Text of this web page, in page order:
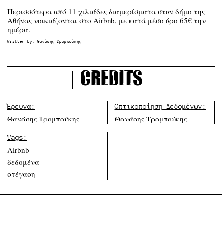
Περισσότερα από 11 χιλιάδες διαμερίσματα στον δήμο της
Αθήνας νοικιάζονται στο Airbnb, με κατά μέσο όρο 65€ την
ημέρα.
Written by:Θανάσης Τρομπούκης
Credits
Έρευνα:
Θανάσης Τρομπούκης
Οπτικοποίηση Δεδομένων:
Θανάσης Τρομπούκης
Tags:
Airbnb
δεδομένα
στέγαση